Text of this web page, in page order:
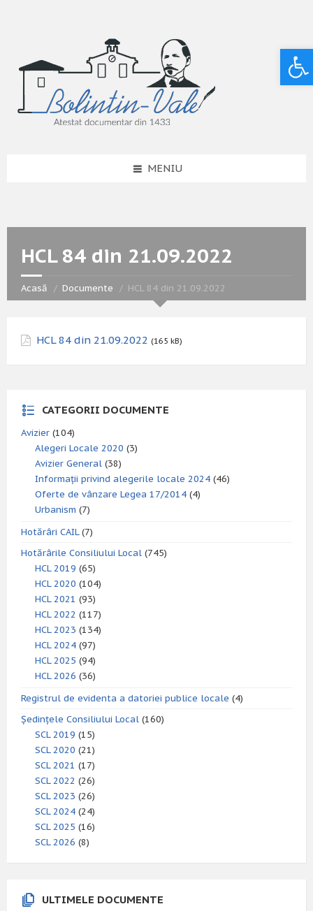
MENIU
HCL 84 din 21.09.2022
Acasă Documente HCL 84 din 21.09.2022
HCL 84 din 21.09.2022 (165 kB)
CATEGORII DOCUMENTE
Avizier (104)
Alegeri Locale 2020 (3)
Avizier General (38)
Informații privind alegerile locale 2024 (46)
Oferte de vânzare Legea 17/2014 (4)
Urbanism (7)
Hotărâri CAIL(7)
Hotărârile Consiliului Local (745)
HCL 2019 (65)
HCL 2020 (104)
HCL 2021 (93)
HCL 2022 (117)
HCL 2023 (134)
HCL 2024 (97)
HCL 2025 (94)
HCL 2026 (36)
Registrul de evidenta a datoriei publice locale (4)
Ședințele Consiliului Local (160)
SCL 2019 (15)
SCL 2020 (21)
SCL 2021 (17)
SCL 2022 (26)
SCL 2023 (26)
SCL 2024 (24)
SCL 2025 (16)
SCL 2026 (8)
ULTIMELE DOCUMENTE
Deschide bara de unelte